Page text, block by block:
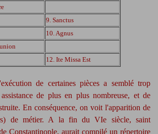
9. Sanctus
10. Agnus
12. Ite Missa Est
de certaines pièces a semblé trop
de plus en plus nombreuse, et de
En conséquence, on voit l'apparition de
de métier. A la fin du VIe siècle, saint
Constantinople, aurait compilé un répertoire